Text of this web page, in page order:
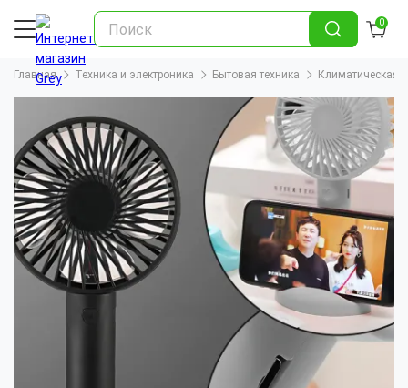
0
Главная Техника и электроника Бытовая техника Климатическая